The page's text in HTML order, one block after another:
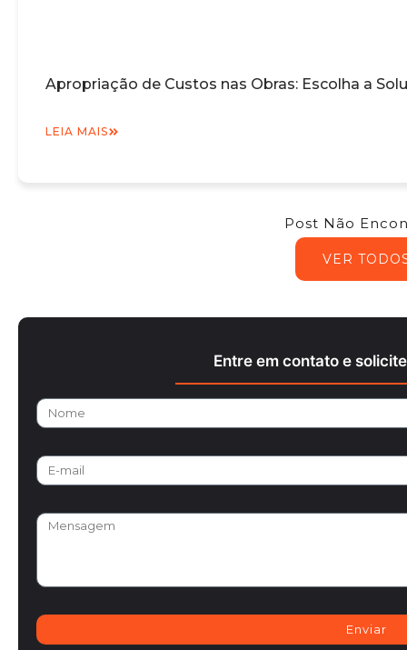
Entre em contato e
Enviar
Apropriação de Custos nas Obras: Escolha a
LEIA MAIS
Post Não
VER